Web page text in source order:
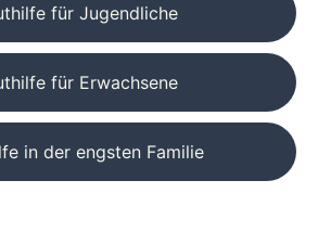
für Jugendliche
für Erwachsene
in der engsten Familie